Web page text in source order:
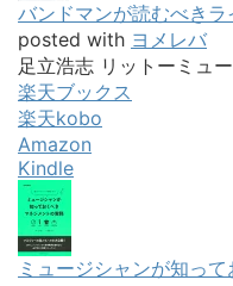
バンドマンが読むべき
posted with ヨメレバ
足立浩志 リットーミュ
楽天ブックス
楽天kobo
Amazon
Kindle
ミュージシャンが知っ